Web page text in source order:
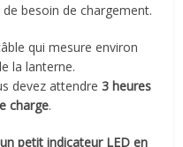
besoin de chargement.
qui mesure environ
la lanterne.
devez attendre3 heures
charge.
un petit indicateur LED en